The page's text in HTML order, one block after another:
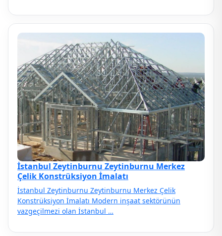
İstanbul Zeytinburnu Zeytinburnu Merkez
Çelik Konstrüksiyon İmalatı
İstanbul Zeytinburnu Zeytinburnu Merkez Çelik
Konstrüksiyon İmalatı Modern inşaat sektörünün
vazgeçilmezi olan İstanbul …